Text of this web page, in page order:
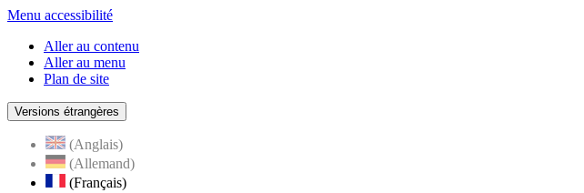
Menu accessibilité
Aller au contenu
Aller au menu
Plan de site
Versions étrangères
(Anglais)
(Allemand)
(Français)